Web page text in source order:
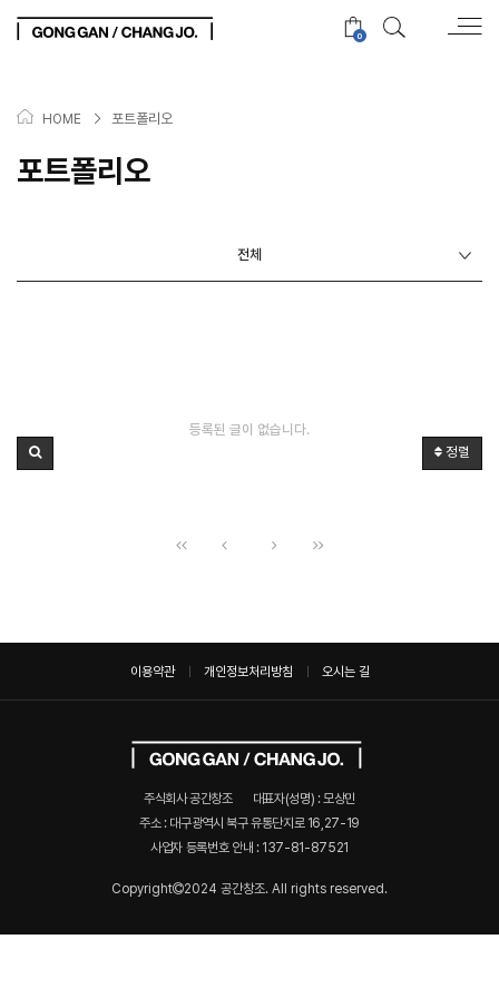
0
HOME > 포트폴리오
포트폴리오
전체
등록된 글이 없습니다.
정렬
이용약관 개인정보처리방침 오시는 길
주식회사 공간창조
대표자(성명) : 모상민
주소 : 대구광역시 북구 유통단지로 16,27-19
사업자 등록번호 안내 : 137-81-87521
Copyright 2024 공간창조. All rights reserved.